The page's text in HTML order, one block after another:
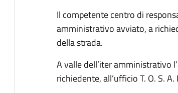
Il competente centro di
amministrativo avviato, a
della strada.
A valle dell’iter amministrativo
richiedente, all’ufficio T. O. S.